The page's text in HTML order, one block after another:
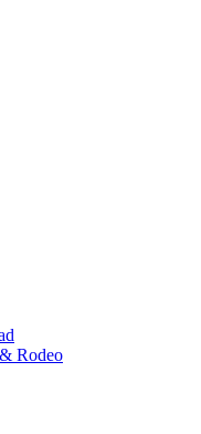
Rodeo